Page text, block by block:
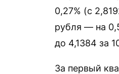
0,27% (с
рубля — на
до 4,1384 за
За первый